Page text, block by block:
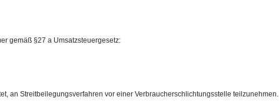
gemäß §27 a Umsatzsteuergesetz:
an Streitbeilegungsverfahren vor einer Verbraucherschlichtungsstelle teilzunehmen.